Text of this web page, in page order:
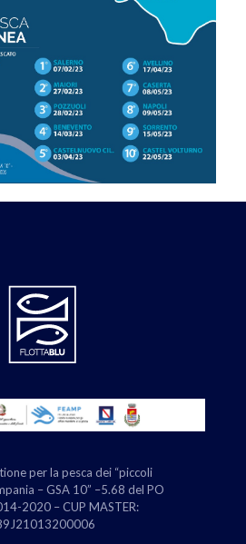
per la pesca dei “piccoli
– GSA 10” –5.68 del PO
2020 – CUP MASTER: